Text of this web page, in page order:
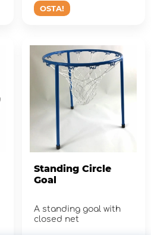
OSTA!
Standing Circle
Goal
A standing goal with
closed net